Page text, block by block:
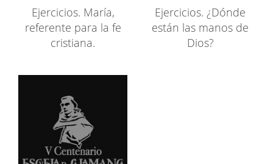
Ejercicios. María,
referente para la fe
cristiana.
Ejercicios. ¿Dónde
están las manos de
Dios?